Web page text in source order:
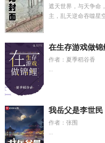
遮天世界，与天争命
主，乱天逆命吞噬星
在生存游戏做锦
作者：夏季稻谷香
...
我岳父是李世民
作者：张围
...